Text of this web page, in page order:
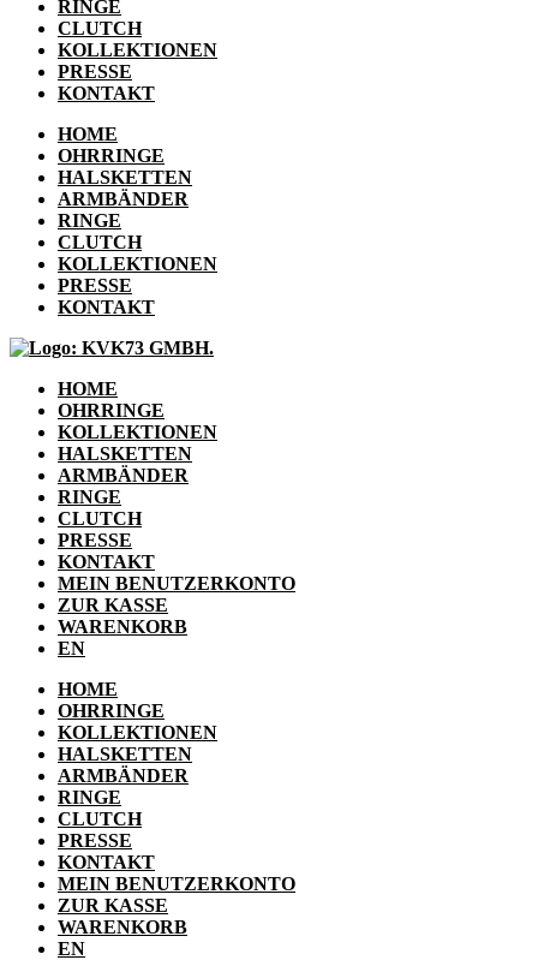
RINGE
CLUTCH
KOLLEKTIONEN
PRESSE
KONTAKT
HOME
OHRRINGE
HALSKETTEN
ARMBÄNDER
RINGE
CLUTCH
KOLLEKTIONEN
PRESSE
KONTAKT
HOME
OHRRINGE
KOLLEKTIONEN
HALSKETTEN
ARMBÄNDER
RINGE
CLUTCH
PRESSE
KONTAKT
MEIN BENUTZERKONTO
ZUR KASSE
WARENKORB
EN
HOME
OHRRINGE
KOLLEKTIONEN
HALSKETTEN
ARMBÄNDER
RINGE
CLUTCH
PRESSE
KONTAKT
MEIN BENUTZERKONTO
ZUR KASSE
WARENKORB
EN